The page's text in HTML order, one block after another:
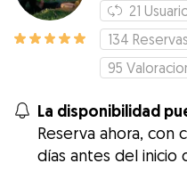
21
134 Reservas
95
La disponibilidad
Reserva ahora, con
días antes del inicio